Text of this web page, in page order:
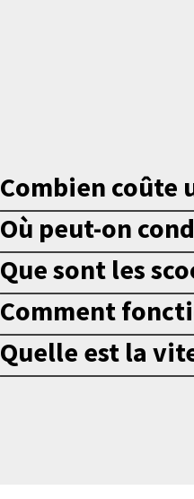
Combien coûte
Où peut-on
Que sont les
Comment
Quelle est la